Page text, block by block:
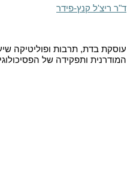
ד"ר ריצ'ל קנץ-פידר
עוסקת בדת, תרבות ופוליטיקה
המודרנית ותפקידה של